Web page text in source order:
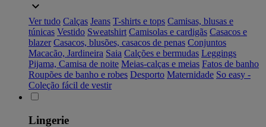
Ver tudo Calças Jeans T-shirts e tops Camisas, blusas e
túnicas Vestido Sweatshirt Camisolas e cardigãs Casacos e
blazer Casacos, blusões, casacos de penas Conjuntos
Macacão, Jardineira Saia Calções e bermudas Leggings
Pijama, Camisa de noite Meias-calças e meias Fatos de banho
Roupões de banho e robes Desporto Maternidade So easy -
Coleção fácil de vestir
Lingerie